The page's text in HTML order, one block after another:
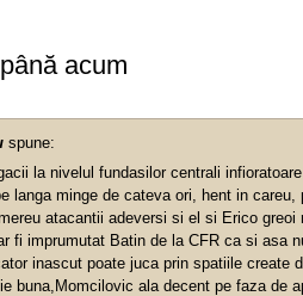
acum
spune:
la nivelul fundasilor centrali
langa minge de cateva ori, hent in
atacantii adeversi si el si Erico
fi imprumutat Batin de la CFR ca si asa
inascut poate juca prin spatiile create
buna,Momcilovic ala decent pe faza de